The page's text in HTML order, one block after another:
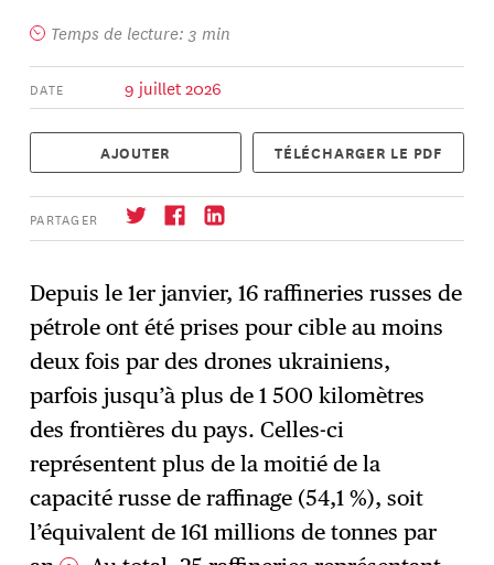
Temps de lecture: 3 min
DATE 9 juillet 2026
AJOUTER TÉLÉCHARGER LE PDF
PARTAGER
→ S'abonner
Depuis le 1er janvier, 16 raffineries russes de
pétrole ont été prises pour cible au moins
deux fois par des drones ukrainiens,
parfois jusqu’à plus de 1 500 kilomètres
des frontières du pays. Celles-ci ​​
représentent plus de la moitié de la
capacité russe de raffinage (54,1 %), soit
l’équivalent de 161 millions de tonnes par